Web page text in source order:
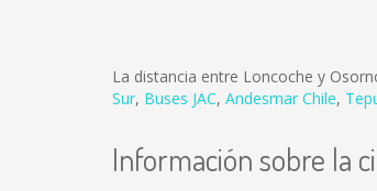
La distancia entre Loncoche y
Sur, Buses JAC, Andesmar Chile,
Información sobre la